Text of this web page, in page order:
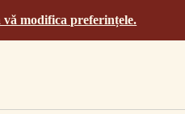
modifica preferințele.